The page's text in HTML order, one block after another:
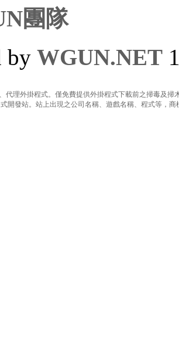
團隊
by WGUN.NET
理外掛程式。僅免費提供外掛程式下載前之掃毒及掃
開發站。站上出現之公司名稱、遊戲名稱、程式等，